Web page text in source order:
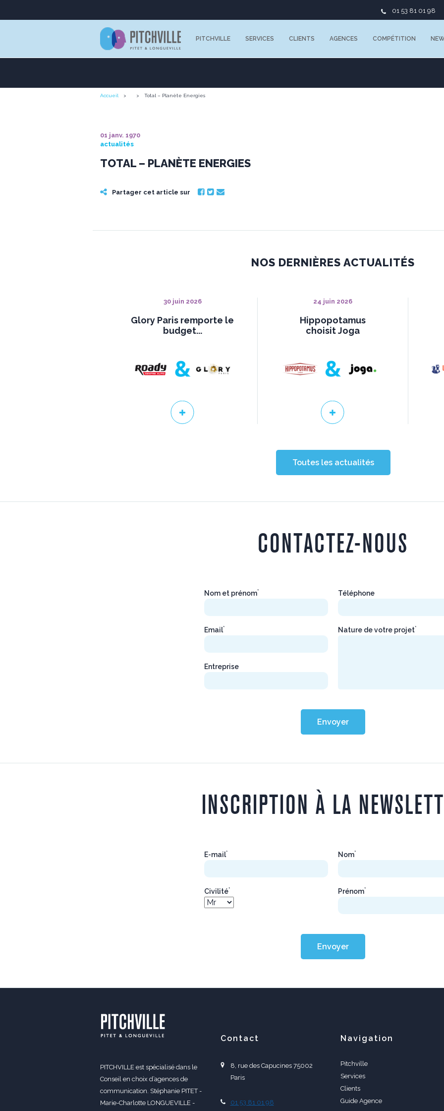
01 53 81 01 98
PITCHVILLE SERVICES CLIENTS AGENCES COMPÉTITION
Accueil Total – Planète Energies
01 janv. 1970
actualités
TOTAL – PLANÈTE ENERGIES
Partager cet article sur
NOS DERNIÈRES ACTUALITÉS
30 juin 2026
Glory Paris remporte le
budget...
24 juin 2026
Hippopotamus
choisit Joga
Toutes les actualités
CONTACTEZ-NOUS
Nom et prénom*
Email*
Entreprise
Téléphone
Nature de votre projet*
Envoyer
INSCRIPTION À LA
E-mail*
Civilité*
Nom*
Prénom*
Envoyer
PITCHVILLE est spécialisé dans le
Conseil en choix d’agences de
communication. Stéphanie PITET -
Marie-Charlotte LONGUEVILLE -
Contact
8, rue des Capucines 75002
Paris
01 53 81 01 98
Navigation
Pitchville
Services
Clients
Guide Agence